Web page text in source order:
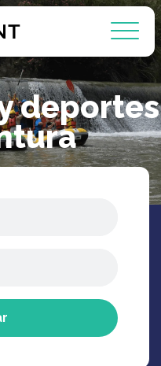
deportes